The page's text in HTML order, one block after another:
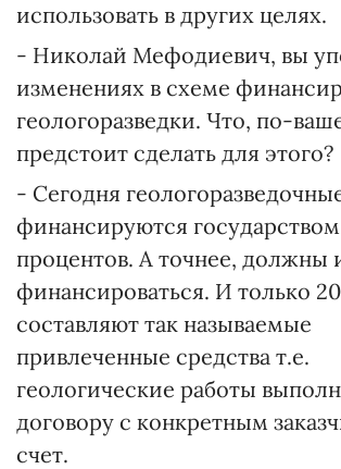
использовать в других целях.
- Николай Мефодиевич, вы
изменениях в схеме
геологоразведки. Что, по-
предстоит сделать для этого?
- Сегодня
финансируются
процентов. А точнее, должны
финансироваться. И только
составляют так называемые
привлеченные средства т.е.
геологические работы
договору с конкретным
счет.